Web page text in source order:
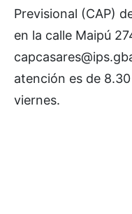
Previsional (CAP)
en la calle Maipú
atención es de
viernes.